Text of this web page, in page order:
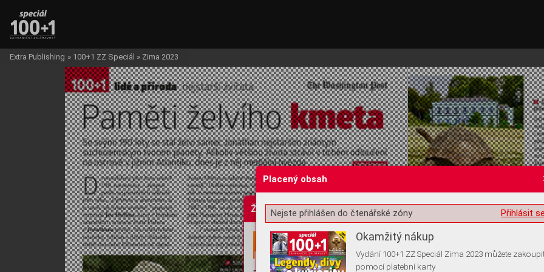
Žádost o souhlas s ukládáním volitelných informací
Extra Publishing » 100+1 ZZ Speciál » Zima 2023
Placený obsah
Přihlásit
Nejste přihlášen do čtenářské zóny
Okamžitý nákup
Vydání 100+1 ZZ Speciál Zima 2023 můžete
pomocí platební karty